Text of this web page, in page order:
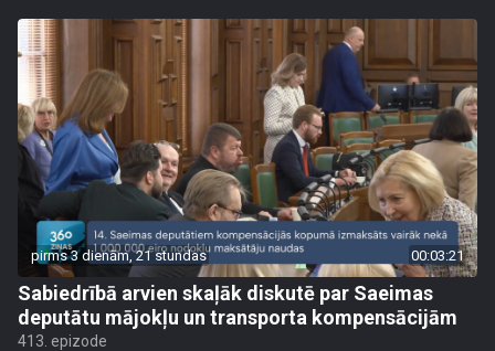
pirms 3 dienām, 21 stundas 00:03:21
Sabiedrībā arvien skaļāk diskutē par Saeimas
deputātu mājokļu un transporta kompensācijām
413. epizode